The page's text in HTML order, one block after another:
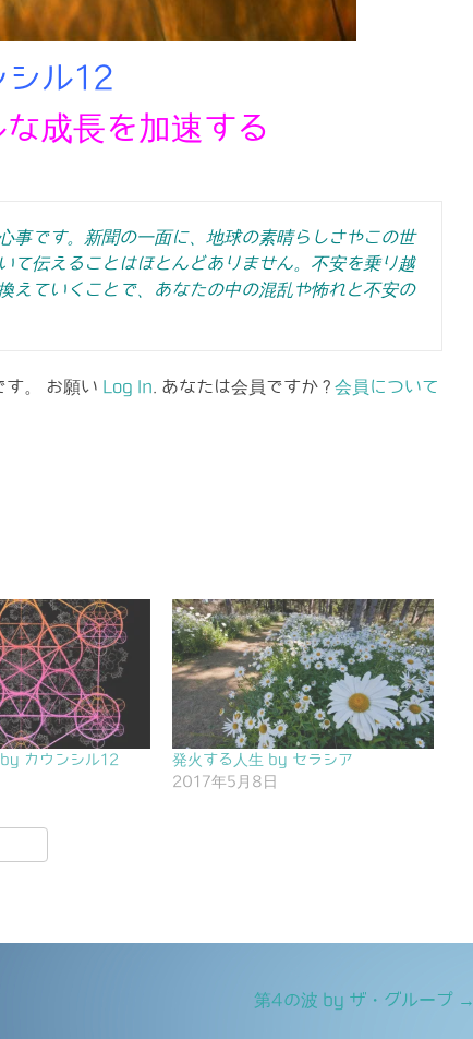
シル12
成長を加速する
事です。新聞の一面に、地球の素晴らしさやこの世
て伝えることはほとんどありません。不安を乗り越
えていくことで、あなたの中の混乱や怖れと不安の
す。 お願い Log In . あなたは会員ですか ? 会員について
カウンシル12
発火する人生 by セラシア
2017年5月8日
第4の波 by ザ・グループ →